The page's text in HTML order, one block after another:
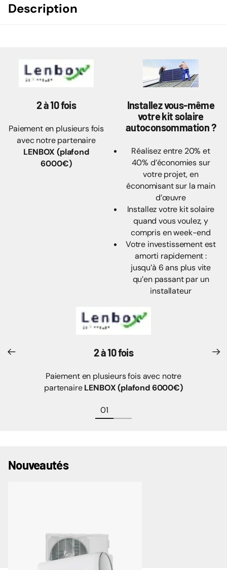
Description
2 à 10 fois
Paiement en plusieurs fois
avec notre partenaire
LENBOX (plafond
6000€)
Installez vous-même
votre kit solaire
autoconsommation ?
Réalisez entre 20% et
40% d’économies sur
votre projet, en
économisant sur la main
d’œuvre
Installez votre kit solaire
quand vous voulez, y
compris en week-end
Votre investissement est
amorti rapidement :
jusqu’à 6 ans plus vite
qu’en passant par un
installateur
2 à 10 fois
Paiement en plusieurs fois avec notre
partenaireLENBOX (plafond 6000€)
Nouveautés